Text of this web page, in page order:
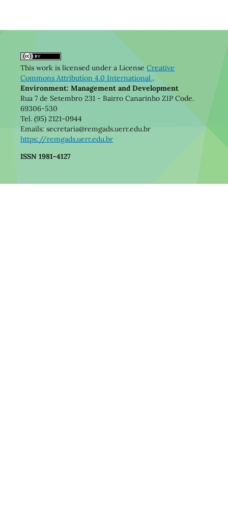
This work is licensed under a License Creative
Commons Attribution 4.0 International .
Environment: Management and Development
Rua 7 de Setembro 231 - Bairro Canarinho ZIP Code.
69306-530
Tel. (95) 2121-0944
Emails: secretaria@remgads.uerr.edu.br
https://remgads.uerr.edu.br
ISSN 1981-4127